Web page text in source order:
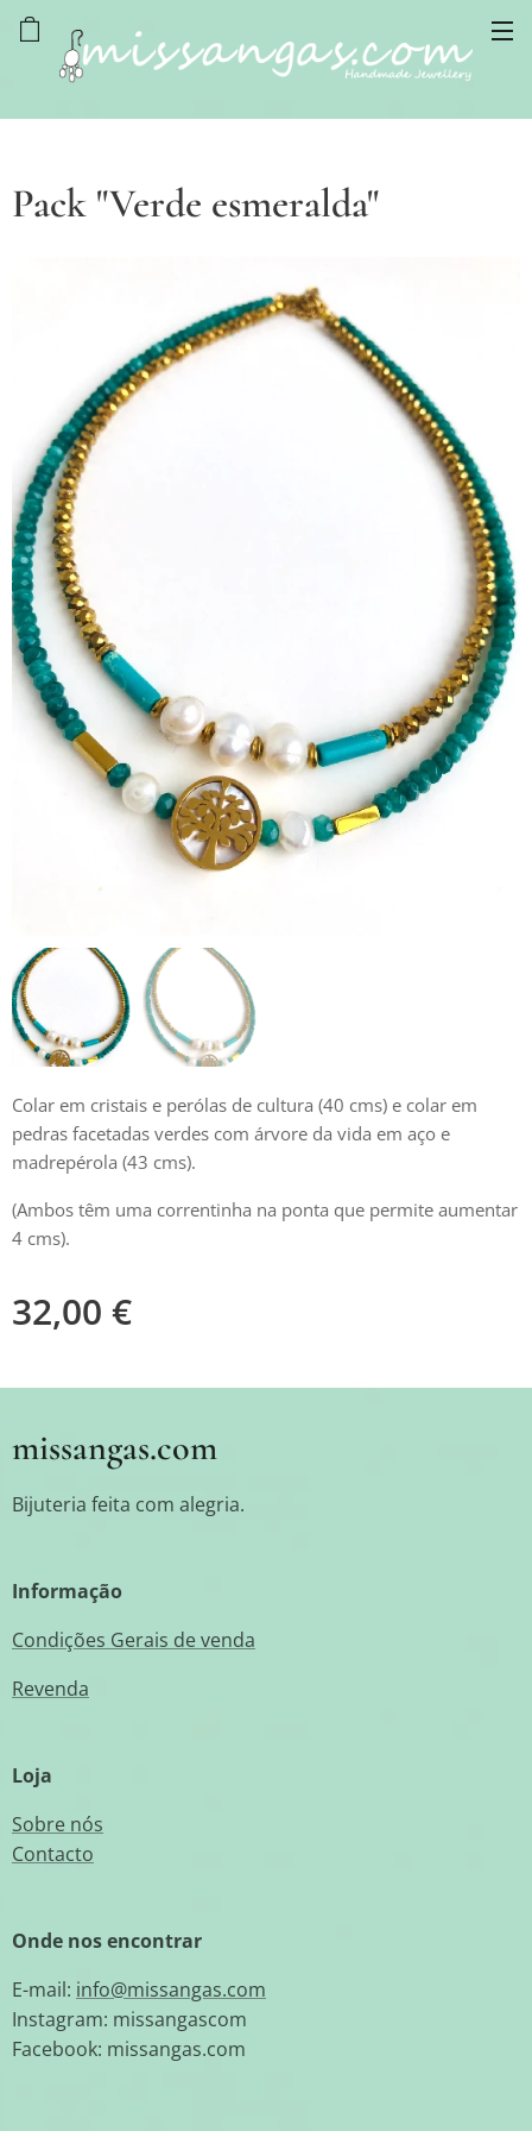
Pack "Verde esmeralda"
Colar em cristais e perólas de cultura (40 cms) e colar em
pedras facetadas verdes com árvore da vida em aço e
madrepérola (43 cms).
(Ambos têm uma correntinha na ponta que permite aumentar
4 cms).
32,00 €
missangas.com
Bijuteria feita com alegria.
Informação
Condições Gerais de venda
Revenda
Loja
Sobre nós
Contacto
Onde nos encontrar
E-mail: info@missangas.com
Instagram: missangascom
Facebook: missangas.com